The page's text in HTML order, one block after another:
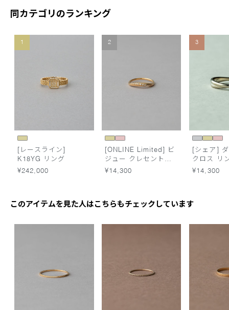
同カテゴリのランキング
1
[レースライン]
K18YG リング
¥242,000
2
[ONLINE Limited] ビ
ジュー クレセントム
ーン リング
¥14,300
3
[シェア]
クロス リ
¥14,300
このアイテムを見た人はこちらもチェックしています